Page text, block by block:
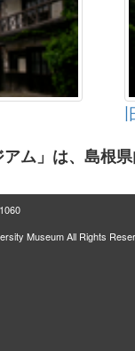
アム」は、島根
Museum All Rights